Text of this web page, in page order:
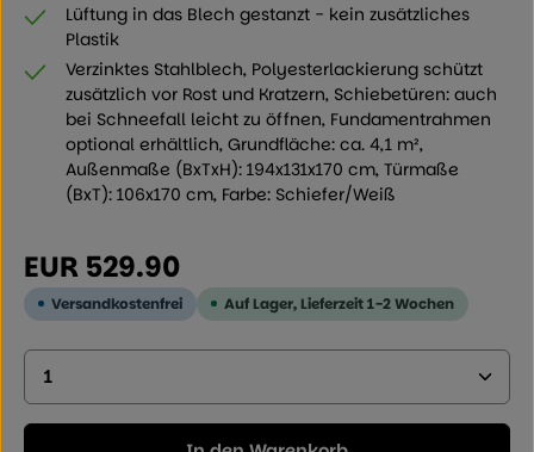
Lüftung in das Blech gestanzt - kein zusätzliches
Plastik
Verzinktes Stahlblech, Polyesterlackierung schützt
zusätzlich vor Rost und Kratzern, Schiebetüren: auch
bei Schneefall leicht zu öffnen, Fundamentrahmen
optional erhältlich, Grundfläche: ca. 4,1 m²,
Außenmaße (BxTxH): 194x131x170 cm, Türmaße
(BxT): 106x170 cm, Farbe: Schiefer/Weiß
Regulärer Preis:
EUR 529.90
Versandkostenfrei Auf Lager, Lieferzeit 1-2 Wochen
Produkt Anzahl: Geben Sie den gewünschten